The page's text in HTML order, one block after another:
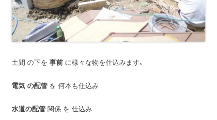
土間 の下を 事前 に様々な物を仕込みます｡
電気 の配管 を 何本も仕込み
水道の配管 関係 を 仕込み